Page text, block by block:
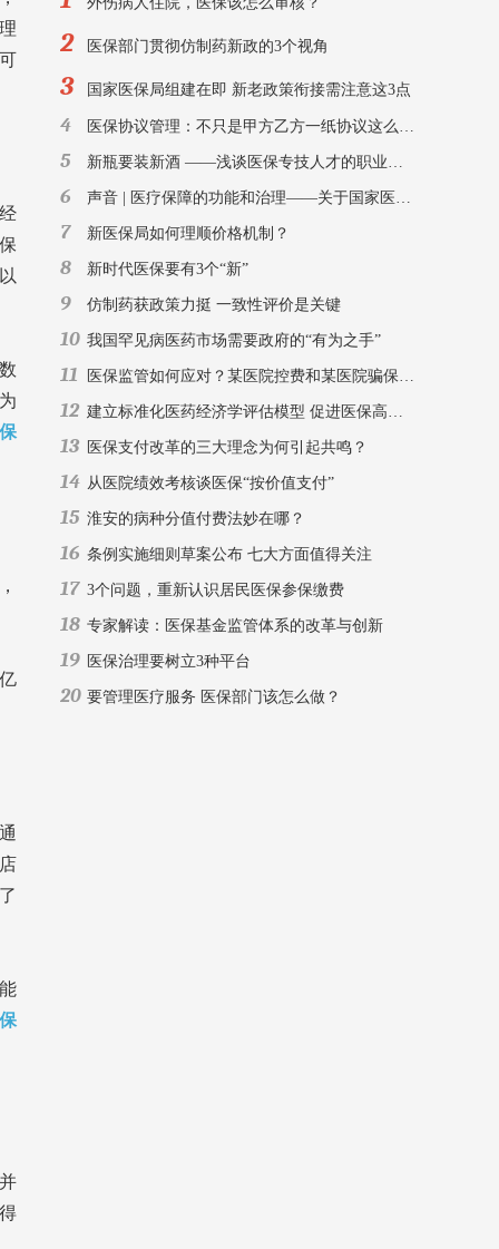
2 医保部门贯彻仿制药新政的3个视角
3 国家医保局组建在即 新老政策衔接需注意这3点
4 医保协议管理：不只是甲方乙方一纸协议这么简单
5 新瓶要装新酒 ——浅谈医保专技人才的职业发展之路
6 声音 | 医疗保障的功能和治理——关于国家医疗保障局的思考
7 新医保局如何理顺价格机制？
8 新时代医保要有3个“新”
9 仿制药获政策力挺 一致性评价是关键
10 我国罕见病医药市场需要政府的“有为之手”
11 医保监管如何应对？某医院控费和某医院骗保报道有感
12 建立标准化医药经济学评估模型 促进医保高质量循证决策
13 医保支付改革的三大理念为何引起共鸣？
14 从医院绩效考核谈医保“按价值支付”
15 淮安的病种分值付费法妙在哪？
16 条例实施细则草案公布 七大方面值得关注
17 3个问题，重新认识居民医保参保缴费
18 专家解读：医保基金监管体系的改革与创新
19 医保治理要树立3种平台
20 要管理医疗服务 医保部门该怎么做？